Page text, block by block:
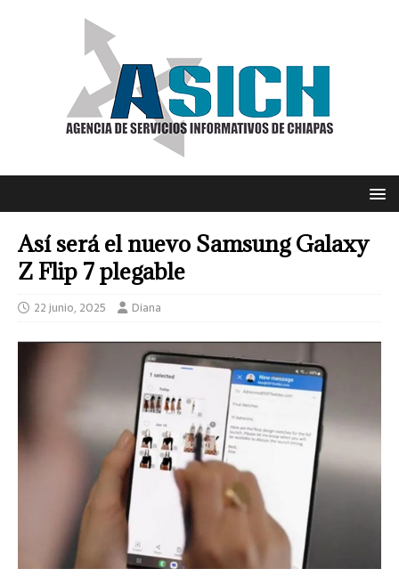
Así será el nuevo Samsung Galaxy
Z Flip 7 plegable
22 junio, 2025 Diana